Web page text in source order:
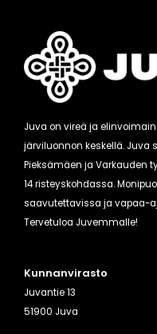
Juva on vireä ja
järviluonnon keskellä. Juva
Pieksämäen ja Varkauden
14 risteyskohdassa.
saavutettavissa ja vapaa-
Tervetuloa Juvemmalle!
Kunnanvirasto
Juvantie 13
51900 Juva